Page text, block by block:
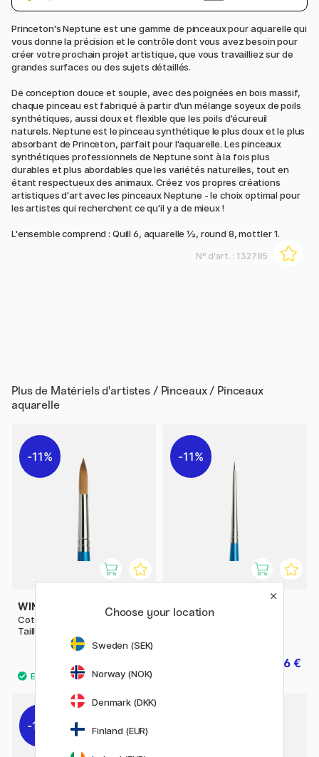
Princeton's Neptune est une gamme de pinceaux pour aquarelle qui
vous donne la précision et le contrôle dont vous avez besoin pour
créer votre prochain projet artistique, que vous travailliez sur de
grandes surfaces ou des sujets détaillés.
De conception douce et souple, avec des poignées en bois massif,
chaque pinceau est fabriqué à partir d'un mélange soyeux de poils
synthétiques, aussi doux et flexible que les poils d'écureuil
naturels. Neptune est le pinceau synthétique le plus doux et le plus
absorbant de Princeton, parfait pour l'aquarelle. Les pinceaux
synthétiques professionnels de Neptune sont à la fois plus
durables et plus abordables que les variétés naturelles, tout en
étant respectueux des animaux. Créez vos propres créations
artistiques d'art avec les pinceaux Neptune - le choix optimal pour
les artistes qui recherchent ce qu'il y a de mieux !
L'ensemble comprend : Quill 6, aquarelle ½, round 8, mottler 1.
N° d'art. : 132785
Plus de Matériels d'artistes / Pinceaux / Pinceaux
aquarelle
11%
WINSOR & NEWTON
Cotman Pinceau rond 111
Taille 10
13.50 €
11%
WINSOR & NEWTON
Cotman Pinceau 111 Taille
3.36 €
11%
Choose your location
Sweden (SEK)
Norway (NOK)
Denmark (DKK)
Finland (EUR)